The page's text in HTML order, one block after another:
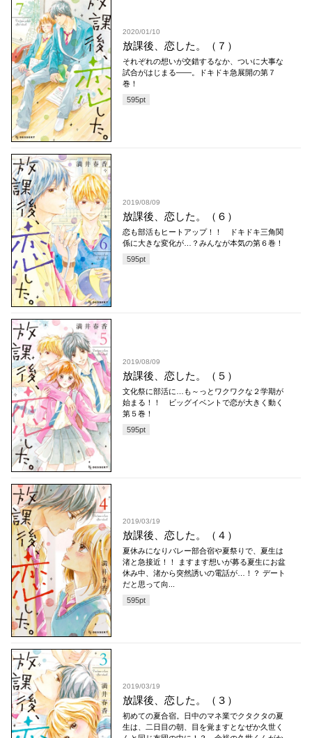
2020/01/10
放課後、恋した。（７）
それぞれの想いが交錯するなか、ついに大事な
試合がはじまる――。ドキドキ急展開の第７
巻！
595pt
2019/08/09
放課後、恋した。（６）
恋も部活もヒートアップ！！ ドキドキ三角関
係に大きな変化が…？みんなが本気の第６巻！
595pt
2019/08/09
放課後、恋した。（５）
文化祭に部活に…も～っとワクワクな２学期が
始まる！！ ビッグイベントで恋が大きく動く
第５巻！
595pt
2019/03/19
放課後、恋した。（４）
夏休みになりバレー部合宿や夏祭りで、夏生は
渚と急接近！！ ますます想いが募る夏生にお盆
休み中、渚から突然誘いの電話が…！？ デート
だと思って向...
595pt
2019/03/19
放課後、恋した。（３）
初めての夏合宿。日中のマネ業でクタクタの夏
生は、二日目の朝、目を覚ますとなぜか久世く